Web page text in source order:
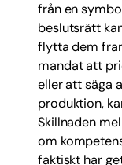
från en
beslutsrätt
flytta dem
mandat att
eller att säga
produktion,
Skillnaden
om
faktiskt har